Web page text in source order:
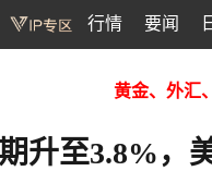
行情 要闻
黄金、外汇
升至3.8%，